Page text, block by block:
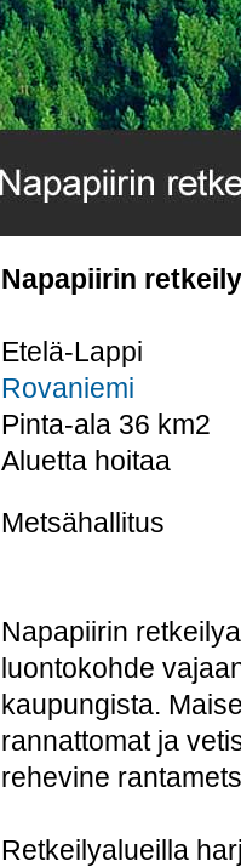
Napapiirin
Etelä-Lappi
Rovaniemi
Pinta-ala 36 km2
Aluetta hoitaa
Napapiirin
luontokohde
kaupungista.
rannattomat ja
rehevine
Retkeilyalueilla